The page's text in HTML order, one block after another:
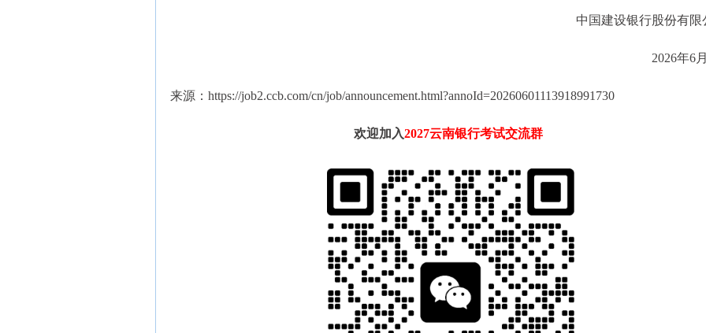
中国建设银行股份有限
2026年6
来源：https://job2.ccb.com/cn/job/announcement.html?annoId=20260601113918991730
欢迎加入2027云南银行考试交流群